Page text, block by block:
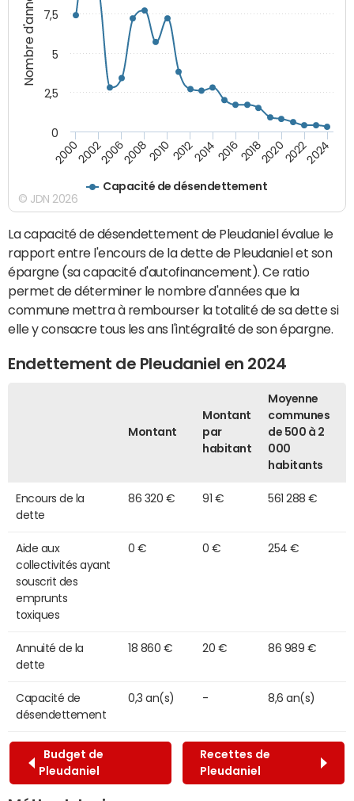
Nombre d'années
Capacité de désendettement
20002002200620082010 2012201420162018202020222024
0
2,5
5
7,5
© JDN 2026
La capacité de désendettement de Pleudaniel évalue le
rapport entre l'encours de la dette de Pleudaniel et son
épargne (sa capacité d'autofinancement). Ce ratio
permet de déterminer le nombre d'années que la
commune mettra à rembourser la totalité de sa dette si
elle y consacre tous les ans l'intégralité de son épargne.
Endettement de Pleudaniel en 2024
Montant
Montant
par
habitant
Moyenne
communes
de 500 à 2
000
habitants
Encours de la
dette
86 320 € 91 € 561 288 €
Aide aux
collectivités ayant
souscrit des
emprunts
toxiques
0 € 0 € 254 €
Annuité de la
dette
18 860 € 20 € 86 989 €
Capacité de
désendettement
0,3 an(s) - 8,6 an(s)
Budget de
Pleudaniel
Recettes de
Pleudaniel